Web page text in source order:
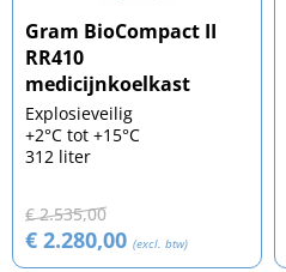
Gram BioCompact II
RR410
medicijnkoelkast
Explosieveilig
+2°C tot +15°C
312 liter
€ 2.535,00
€ 2.280,00 (excl. btw)